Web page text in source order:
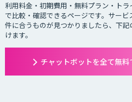
利用料金・初期費用・無料プラン・ト
で比較・確認できるページです。サー
件に合うものが見つかりましたら、下
けます。
チャットボットを全て無料